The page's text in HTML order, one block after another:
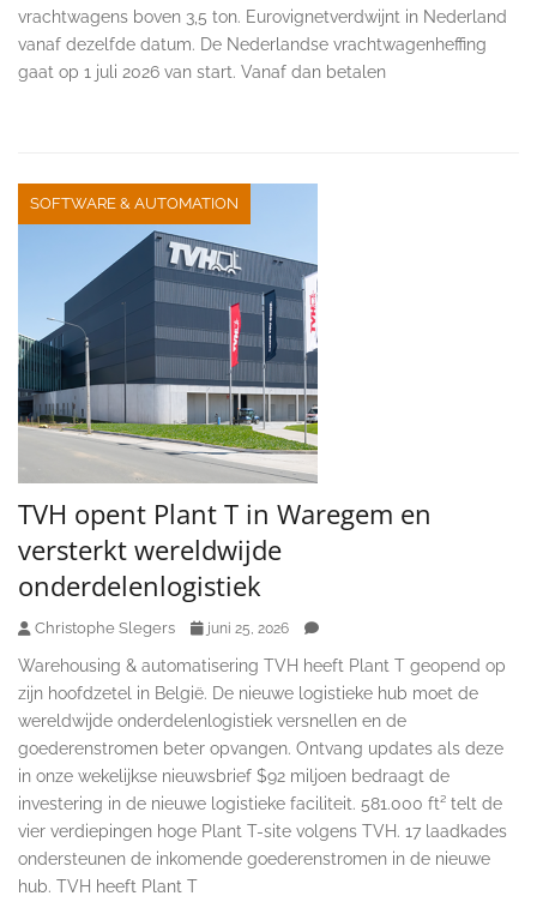
vrachtwagens boven 3,5 ton. Eurovignetverdwijnt in Nederland
vanaf dezelfde datum. De Nederlandse vrachtwagenheffing
gaat op 1 juli 2026 van start. Vanaf dan betalen
SOFTWARE & AUTOMATION
TVH opent Plant T in Waregem en
versterkt wereldwijde
onderdelenlogistiek
Christophe Slegers juni 25, 2026
Warehousing & automatisering TVH heeft Plant T geopend op
zijn hoofdzetel in België. De nieuwe logistieke hub moet de
wereldwijde onderdelenlogistiek versnellen en de
goederenstromen beter opvangen. Ontvang updates als deze
in onze wekelijkse nieuwsbrief $92 miljoen bedraagt de
investering in de nieuwe logistieke faciliteit. 581.000 ft² telt de
vier verdiepingen hoge Plant T-site volgens TVH. 17 laadkades
ondersteunen de inkomende goederenstromen in de nieuwe
hub. TVH heeft Plant T